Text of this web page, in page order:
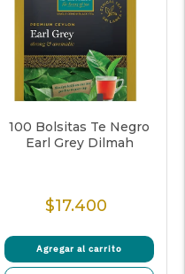
100 Bolsitas Te Negro
Earl Grey Dilmah
Precio
$17.400
Agregar al carrito